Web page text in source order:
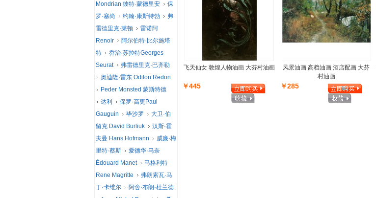
飞天仙女 敦煌人物油画 大芬村油画
￥445
风景油画 高档油画 酒店配画 大芬
村油画
￥285
Mondrian 彼特·蒙德里安
保
罗·塞尚
约翰·康斯特勃
弗
雷德里克·莱顿
雷诺阿
Renoir
阿尔伯特·比尔施塔
特
乔治·苏拉特Georges
Seurat
弗雷德里克·巴齐勒
奥迪隆·雷东 Odilon Redon
Peder Monsted 蒙斯特德
达利
保罗·高更Paul
Gauguin
毕沙罗
大卫·伯
留克 David Burliuk
汉斯·霍
夫曼 Hans Hofmann
威廉·梅
里特·蔡斯
爱德华·马奈
Édouard Manet
马格利特
Rene Magritte
弗朗索瓦·马
丁·卡维尔
阿舍·布朗·杜兰德